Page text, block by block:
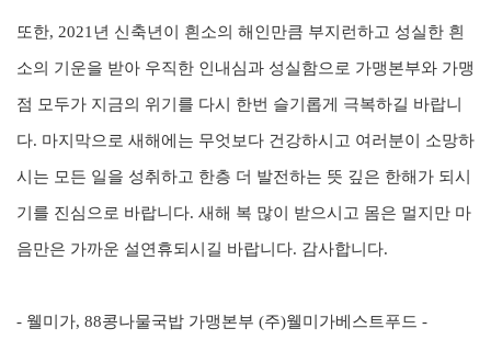
또한, 2021 년 신축년이 흰소의 해인만큼 부지런하고 성실한 흰
소의 기운을 받아 우직한 인내심과 성실함으로 가맹본부와 가맹
점 모두가 지금의 위기를 다시 한번 슬기롭게 극복하길 바랍니
다. 마지막으로 새해에는 무엇보다 건강하시고 여러분이 소망하
시는 모든 일을 성취하고 한층 더 발전하는 뜻 깊은 한해가 되시
기를 진심으로 바랍니다. 새해 복 많이 받으시고 몸은 멀지만 마
음만은 가까운 설연휴되시길 바랍니다. 감사합니다.
- 웰미가, 88콩나물국밥 가맹본부 (주)웰미가베스트푸드 -​